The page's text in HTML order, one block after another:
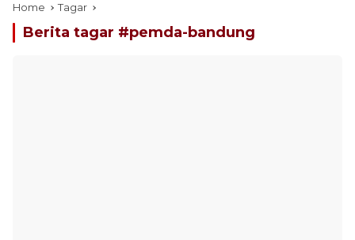
Home Tagar
Berita tagar #pemda-bandung